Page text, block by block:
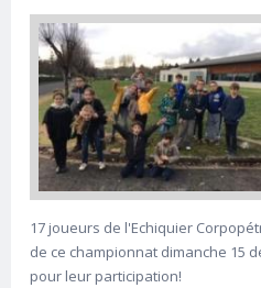
17 joueurs de l'Echiquier
de ce championnat dimanche 15
pour leur participation!